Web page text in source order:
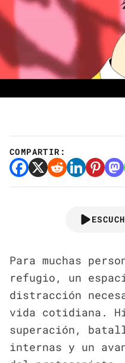
COMPARTIR:
Para muchas
refugio, un
distracción
vida cotidiana.
superación,
internas y un